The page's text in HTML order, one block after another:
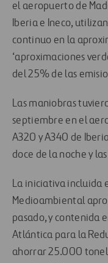
el aeropuerto de
Iberia e Ineco,
continuo en la
‘aproximaciones
del 25% de las
Las maniobras
septiembre en el
A320 y A340 de
doce de la noche y
La iniciativa incluida
Medioambiental
pasado, y contenida
Atlántica para la
ahorrar 25.000